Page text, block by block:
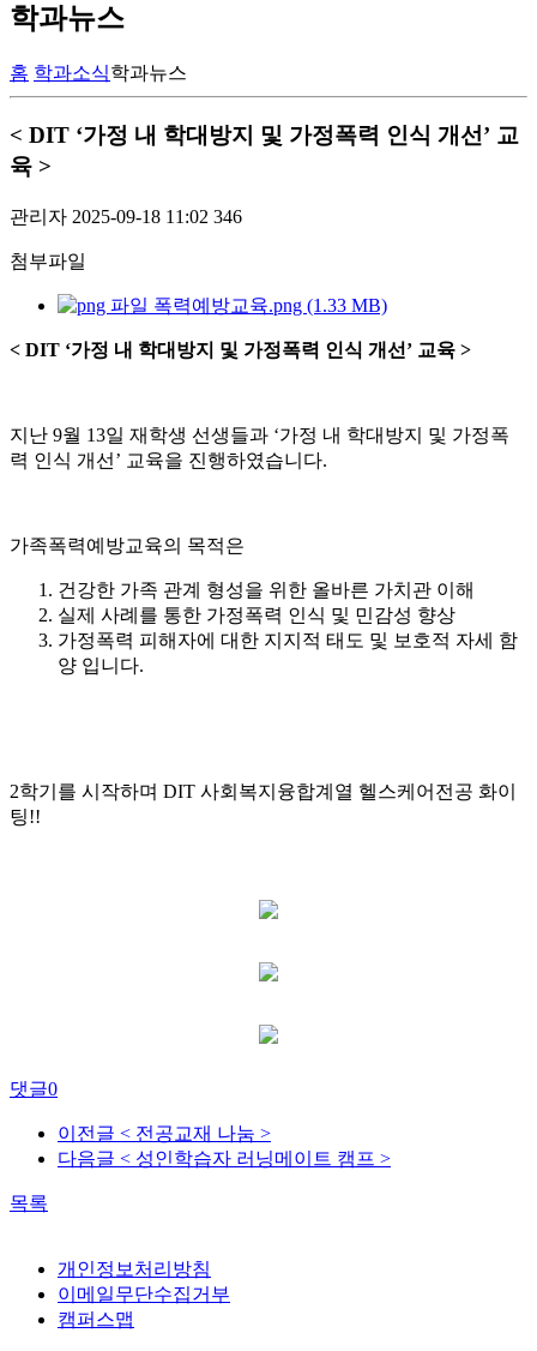
학과뉴스
홈 학과소식학과뉴스
< DIT ‘가정 내 학대방지 및 가정폭력 인식 개선’ 교
육 >
관리자 2025-09-18 11:02 346
첨부파일
폭력예방교육.png (1.33 MB)
< DIT ‘가정 내 학대방지 및 가정폭력 인식 개선’ 교육 >
지난 9월 13일 재학생 선생들과 ‘가정 내 학대방지 및 가정폭
력 인식 개선’ 교육을 진행하였습니다.
가족폭력예방교육의 목적은
건강한 가족 관계 형성을 위한 올바른 가치관 이해
실제 사례를 통한 가정폭력 인식 및 민감성 향상
가정폭력 피해자에 대한 지지적 태도 및 보호적 자세 함
양 입니다.
2학기를 시작하며 DIT 사회복지융합계열 헬스케어전공 화이
팅!!
댓글0
이전글 < 전공교재 나눔 >
다음글 < 성인학습자 러닝메이트 캠프 >
목록
개인정보처리방침
이메일무단수집거부
캠퍼스맵